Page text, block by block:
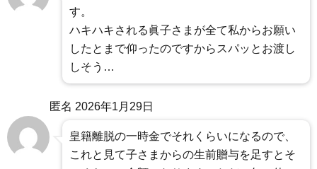
す。
ハキハキされる眞子さまが全て私からお願い
したとまで仰ったのですからスパッとお渡し
しそう…
匿名 2026年1月29日
皇籍離脱の一時金でそれくらいになるので、
これと見て子さまからの生前贈与を足すとそ